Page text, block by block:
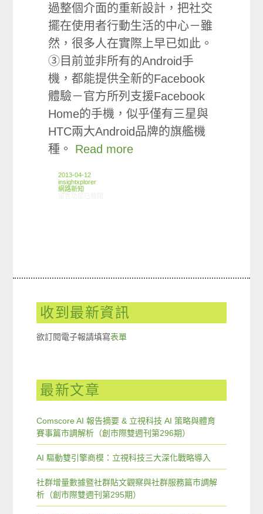
過整個介面的重新設計，把社交
擺在使用者行動生活的中心－雖
然，很多人在實際上早已如此。
③目前並非所有的Android手
機，都能提供全新的Facebook
體驗－官方所列支援Facebook
Home的手機，似乎僅有三星與
HTC兩大Android品牌的旗艦機
種。 Read more
2013-04-12
insightxplorer
網路新知
收到最新資訊
欲訂閱電子報請填寫表單
最新文章
Comscore AI 報告摘要 & 立視科技 AI 策略與體育
賽事篇市調解析（創市際雙週刊第296期）
AI 驅動雙引擎商模：立視科技三大深化戰略導入
社群增量數據暨社群貼文觀察與社群服務篇市調解
析（創市際雙週刊第295期）